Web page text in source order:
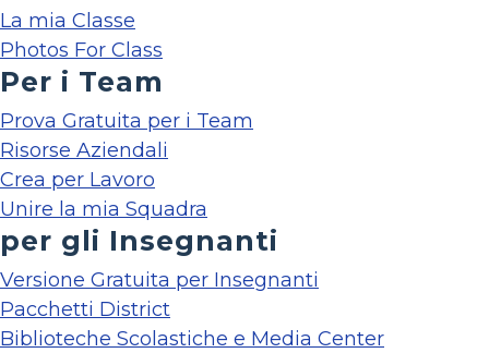
La mia Classe
Photos For Class
Per i Team
Prova Gratuita per i Team
Risorse Aziendali
Crea per Lavoro
Unire la mia Squadra
per gli Insegnanti
Versione Gratuita per Insegnanti
Pacchetti District
Biblioteche Scolastiche e Media Center